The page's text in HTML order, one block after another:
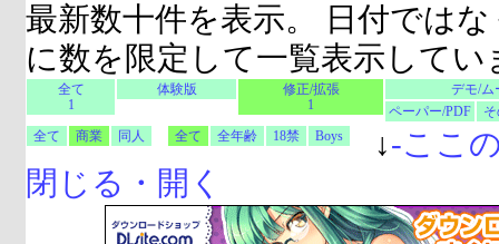
最新数十件を表示。 日付では
に数を限定して一覧表示してい
全て
1
体験版
修正/拡張
1
デモ/ム
ペーパー/PDF
全て
商業 同人 全て 全年齢 18禁 Boys ↓-ここ
閉じる・開く